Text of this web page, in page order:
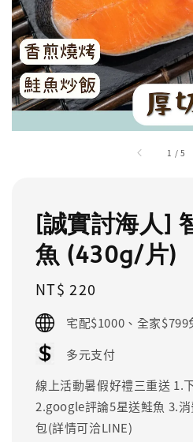
1 /5
[誠實討海人]
魚 (430g/片)
Regular
price
NT$ 220
宅配$1000、全家$799
多元支付
線上活動暑假好禮三重送 1.
2.google評論5星送鮭魚 3.
包(詳情可洽LINE)